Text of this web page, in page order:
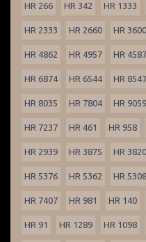
HR 266 HR 342 HR 1333
HR 2333 HR 2660 HR 3600
HR 4862 HR 4957 HR 4587
HR 6874 HR 6544 HR 8547
HR 8035 HR 7804 HR 9059
HR 7237 HR 461 HR 958
HR 2939 HR 3875 HR 3820
HR 5376 HR 5362 HR 5308
HR 7407 HR 981 HR 140
HR 91 HR 1289 HR 1098